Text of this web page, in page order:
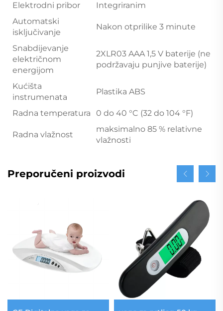
Elektrodni pribor
Integriranim
Automatski
isključivanje
Nakon otprilike 3 minute
Snabdijevanje
električnom
energijom
2XLR03 AAA 1,5 V baterije (ne
podržavaju punjive baterije)
Kućišta
instrumenata
Plastika ABS
Radna temperatura 0 do 40 °C (32 do 104 °F)
Radna vlažnost
maksimalno 85 % relativne
vlažnosti
Preporučeni proizvodi